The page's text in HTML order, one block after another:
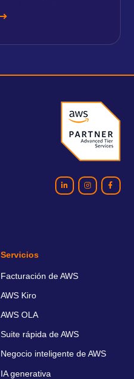
Servicios
Facturación de AWS
AWS Kiro
AWS OLA
Suite rápida de AWS
Negocio inteligente de AWS
IA generativa